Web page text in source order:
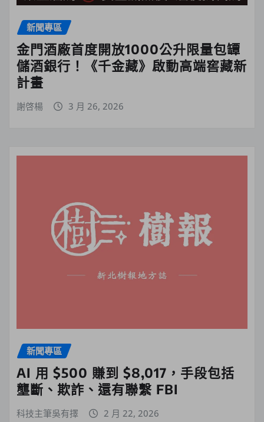
新聞專區
金門酒廠首度開放1000公升限量包罈
儲酒銀行！《千金藏》啟動高端窖藏新
計畫
謝啓楊 3 月 26, 2026
新聞專區
AI 用 $500 賺到 $8,017，手段包括
壟斷、欺詐、還有聯繫 FBI
科技主筆吳有擇 2 月 22, 2026